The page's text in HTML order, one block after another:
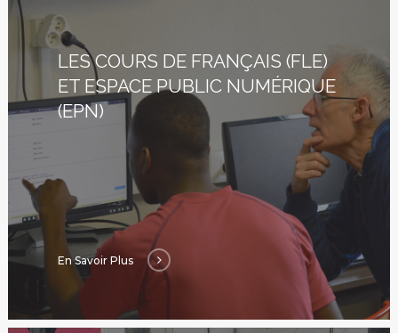
LES COURS DE FRANÇAIS (FLE)
ET ESPACE PUBLIC NUMÉRIQUE
(EPN)
En Savoir Plus